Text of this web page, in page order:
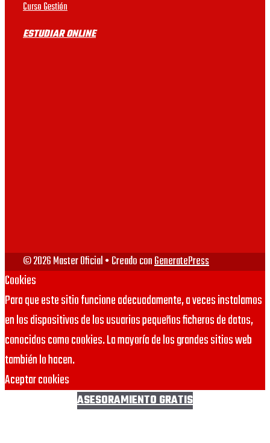
de estudiar online por el
Curso Gestión
ESTUDIAR ONLINE
© 2026 Master Oficial• Creado conGeneratePress
Cookies
Para que este sitio funcione adecuadamente, a veces instalamos
en los dispositivos de los usuarios pequeños ficheros de datos,
conocidos como cookies. La mayoría de los grandes sitios web
también lo hacen.
Aceptar cookies
ASESORAMIENTO GRATIS